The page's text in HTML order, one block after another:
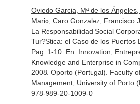
Oviedo Garcia, Mª de los
Mario, Caro Gonzalez, Francisco
La Responsabilidad Social
Tur?Stica: el Caso de los Puertos
Pag. 1-10. En: Innovation,
Knowledge and Enterprise in
2008. Oporto (Portugal). Faculty
Management, University of Porto
978-989-20-1009-0